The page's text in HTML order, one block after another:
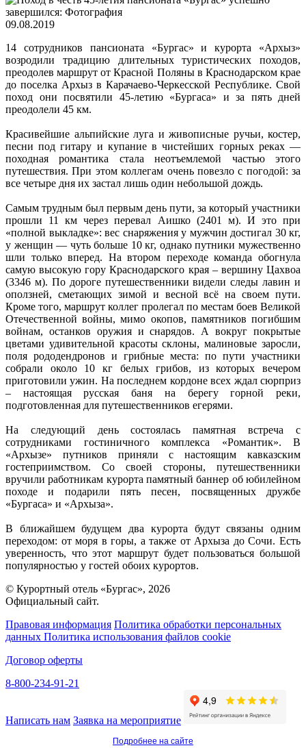
09.08.2019
14 сотрудников пансионата «Бургас» и курорта «Архыз»
возродили традицию длительных туристических походов,
преодолев маршрут от Красной Поляны в Краснодарском крае
до поселка Архыз в Карачаево-Черкесской Республике. Свой
поход они посвятили 45-летию «Бургаса» и за пять дней
преодолели 45 км.
Красивейшие альпийские луга и живописные ручьи, костер,
песни под гитару и купание в чистейших горных реках —
походная романтика стала неотъемлемой частью этого
путешествия. При этом коллегам очень повезло с погодой: за
все четыре дня их застал лишь один небольшой дождь.
Самым трудным был первым день пути, за который участники
прошли 11 км через перевал Аишко (2401 м). И это при
«полной выкладке»: вес снаряжения у мужчин достигал 30 кг,
у женщин — чуть больше 10 кг, однако путники мужественно
шли только вперед. На втором переходе команда обогнула
самую высокую гору Краснодарского края – вершину Цахвоа
(3346 м). По дороге путешественники видели следы лавин и
оползней, сметающих зимой и весной всё на своем пути.
Кроме того, маршрут коллег пролегал по местам боев Великой
Отечественной войны, мимо окопов, памятников погибшим
войнам, останков оружия и снарядов. А вокруг покрытые
цветами удивительной красоты склоны, малиновые заросли,
поля рододендронов и грибные места: по пути участники
собрали около 10 кг белых грибов, из которых вечером
приготовили ужин. На последнем кордоне всех ждал сюрприз
– настоящая русская баня на берегу горной реки,
подготовленная для путешественников егерями.
На следующий день состоялась памятная встреча с
сотрудниками гостиничного комплекса «Романтик». В
«Архызе» путников приняли с настоящим кавказским
гостеприимством. Со своей стороны, путешественники
вручили работникам курорта памятный баннер об юбилейном
походе и подарили пять песен, посвященных дружбе
«Бургаса» и «Архыза».
В ближайшем будущем два курорта будут связаны одним
переходом: от моря в горы, а также от Архыза до Сочи. Есть
уверенность, что этот маршрут будет пользоваться большой
популярностью у гостей обоих курортов.
© Курортный отель «Бургас», 2026
Официальный сайт.
Правовая информация Политика обработки персональных
данных Политика использования файлов cookie
Договор оферты
8-800-234-91-21
Написать нам Заявка на мероприятие
Подробнее на сайте